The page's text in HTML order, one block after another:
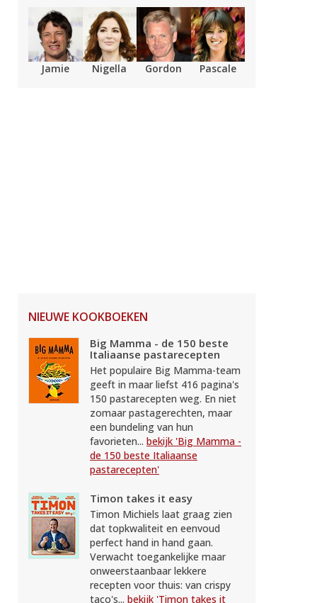
Jamie Nigella Gordon Pascale
NIEUWE KOOKBOEKEN
Big Mamma - de 150 beste
Italiaanse pastarecepten
Het populaire Big Mamma-team
geeft in maar liefst 416 pagina's
150 pastarecepten weg. En niet
zomaar pastagerechten, maar
een bundeling van hun
favorieten... bekijk 'Big Mamma -
de 150 beste Italiaanse
pastarecepten'
Timon takes it easy
Timon Michiels laat graag zien
dat topkwaliteit en eenvoud
perfect hand in hand gaan.
Verwacht toegankelijke maar
onweerstaanbaar lekkere
recepten voor thuis: van crispy
taco's... bekijk 'Timon takes it